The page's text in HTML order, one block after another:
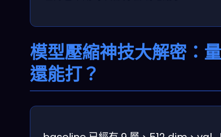
模型壓縮神技大解密：
還能打？